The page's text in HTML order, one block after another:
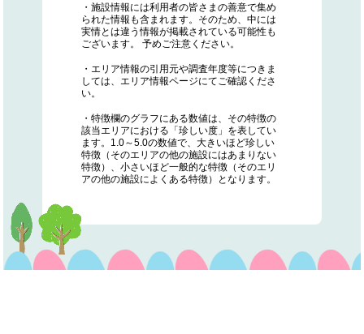
・施設情報には利用者の皆さまの善意で集め
られた情報も含まれます。そのため、中には
実情とは違う情報が掲載されている可能性も
ございます。 予めご注意ください。
・エリア情報の引用元や調査年度等につきま
しては、エリア情報ページにてご確認くださ
い。
・特徴欄のグラフにある数値は、その特徴の
該当エリアにおける「珍しい度」を表してい
ます。1.0～5.0の数値で、大きいほど珍しい
特徴（そのエリアの他の施設にはあまりない
特徴）、小さいほど一般的な特徴（そのエリ
アの他の施設によくある特徴）となります。